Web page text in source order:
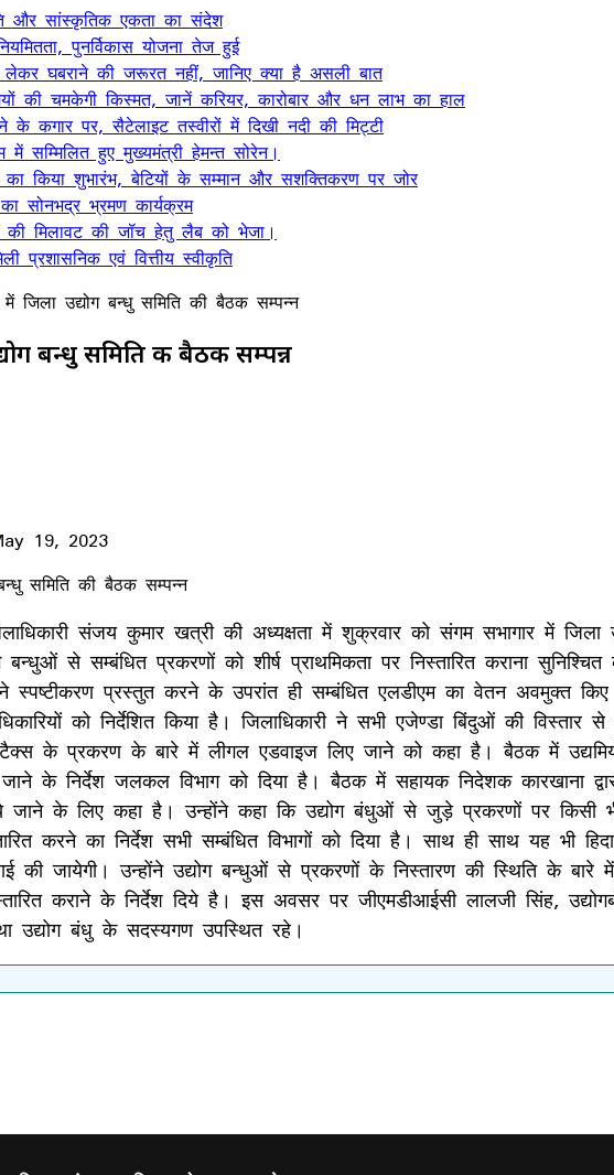
और सांस्कृतिक एकता का संदेश
पुनर्विकास योजना तेज हुई
घबराने की जरूरत नहीं, जानिए क्या है असली बात
की चमकेगी किस्मत, जानें करियर, कारोबार और धन लाभ का हाल
कगार पर, सैटेलाइट तस्वीरों में दिखी नदी की मिट्टी
में सम्मिलित हुए मुख्यमंत्री हेमन्त सोरेन।
का किया शुभारंभ, बेटियों के सम्मान और सशक्तिकरण पर जोर
सोनभद्र भ्रमण कार्यक्रम
मिलावट की जॉच हेतु लैब को भेजा।
प्रशासनिक एवं वित्तीय स्वीकृति
में जिला उद्योग बन्धु समिति की बैठक सम्पन्न
बन्धु समिति की बैठक सम्पन्न
19, 2023
संजय कुमार खत्री की अध्यक्षता में शुक्रवार को संगम सभागार में
बन्धुओं से सम्बंधित प्रकरणों को शीर्ष प्राथमिकता पर निस्तारित कराना
स्पष्टीकरण प्रस्तुत करने के उपरांत ही सम्बंधित एलडीएम का वेतन अवमुक्त
को निर्देशित किया है। जिलाधिकारी ने सभी एजेण्डा बिंदुओं की विस्तार
के प्रकरण के बारे में लीगल एडवाइज लिए जाने को कहा है। बैठक में
के निर्देश जलकल विभाग को दिया है। बैठक में सहायक निदेशक कारखाना
के लिए कहा है। उन्होंने कहा कि उद्योग बंधुओं से जुड़े प्रकरणों पर किसी
करने का निर्देश सभी सम्बंधित विभागों को दिया है। साथ ही साथ यह भी
की जायेगी। उन्होंने उद्योग बन्धुओं से प्रकरणों के निस्तारण की स्थिति के
कराने के निर्देश दिये है। इस अवसर पर जीएमडीआईसी लालजी सिंह,
उद्योग बंधु के सदस्यगण उपस्थित रहे।